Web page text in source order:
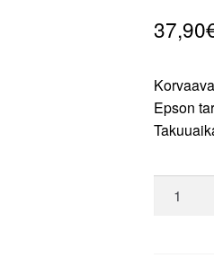
37,90
Epson
Epson